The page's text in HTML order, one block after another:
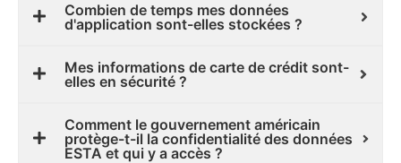
Combien de temps mes données
d'application sont-elles stockées ?
Mes informations de carte de crédit sont-
elles en sécurité ?
Comment le gouvernement américain
protège-t-il la confidentialité des données
ESTA et qui y a accès ?